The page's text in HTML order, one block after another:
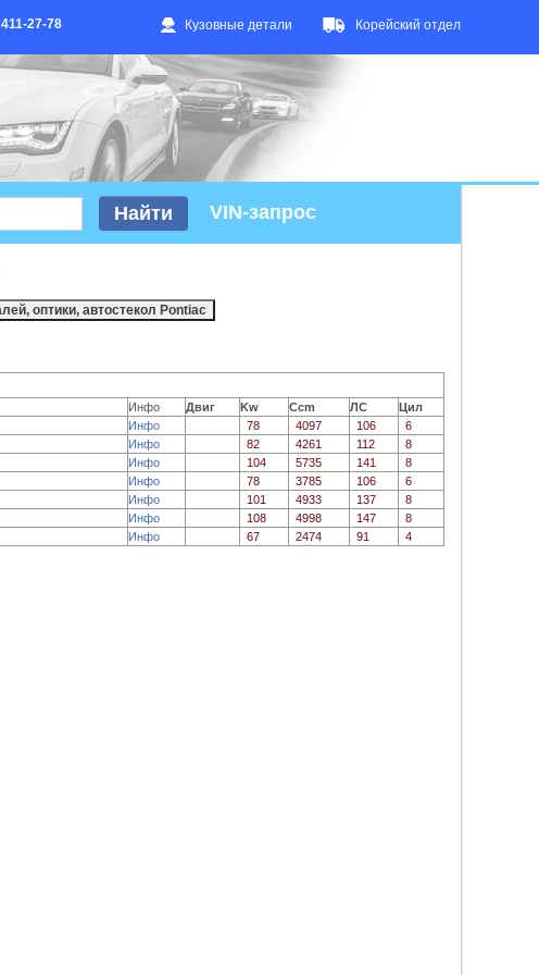
Кузовные детали Корейский отдел
411-27-78
VIN-запрос
Инфо Двиг Kw Ccm ЛС
Цил
Инфо 78 4097 106
6
Инфо 82 4261 112
8
Инфо 104 5735 141
8
Инфо 78 3785 106
6
Инфо 101 4933 137
8
Инфо 108 4998 147
8
Инфо 67 2474 91 4